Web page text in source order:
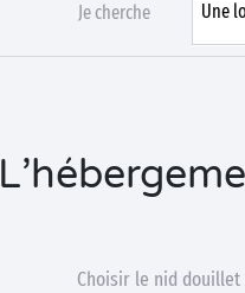
Je cherche
Choisir le nid douillet